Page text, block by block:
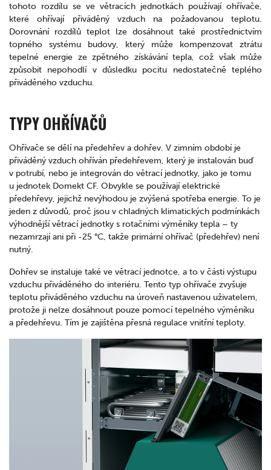
tohoto rozdílu se ve větracích jednotkách používají ohřívače,
které ohřívají přiváděný vzduch na požadovanou teplotu.
Dorovnání rozdílů teplot lze dosáhnout také prostřednictvím
topného systému budovy, který může kompenzovat ztrátu
tepelné energie ze zpětného získávání tepla, což však může
způsobit nepohodlí v důsledku pocitu nedostatečně teplého
přiváděného vzduchu.
TYPY OHŘÍVAČŮ
Ohřívače se dělí na předehřev a dohřev. V zimním období je
přiváděný vzduch ohříván předehřevem, který je instalován buď
v potrubí, nebo je integrován do větrací jednotky, jako je tomu
u jednotek Domekt CF. Obvykle se používají elektrické
předehřevy, jejichž nevýhodou je zvýšená spotřeba energie. To je
jeden z důvodů, proč jsou v chladných klimatických podmínkách
výhodnější větrací jednotky s rotačními výměníky tepla – ty
nezamrzají ani při -25 °C, takže primární ohřívač (předehřev) není
nutný.
Dohřev se instaluje také ve větrací jednotce, a to v části výstupu
vzduchu přiváděného do interiéru. Tento typ ohřívače zvyšuje
teplotu přiváděného vzduchu na úroveň nastavenou uživatelem,
protože ji nelze dosáhnout pouze pomocí tepelného výměníku
a předehřevu. Tím je zajištěna přesná regulace vnitřní teploty.